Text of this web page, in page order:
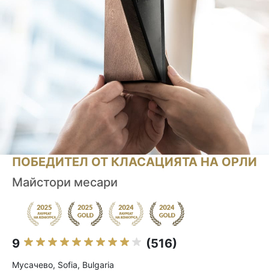
ПОБЕДИТЕЛ ОТ КЛАСАЦИЯТА НА ОРЛИ
Майстори месари
9 (516)
Мусачево, Sofia, Bulgaria